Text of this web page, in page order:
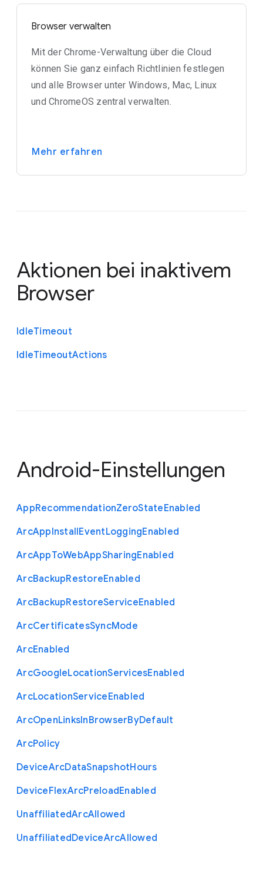
Browser verwalten
Mit der Chrome-Verwaltung über die Cloud
können Sie ganz einfach Richtlinien festlegen
und alle Browser unter Windows, Mac, Linux
und ChromeOS zentral verwalten.
Mehr erfahren
Aktionen bei inaktivem
Browser
IdleTimeout
IdleTimeoutActions
Android-Einstellungen
AppRecommendationZeroStateEnabled
ArcAppInstallEventLoggingEnabled
ArcAppToWebAppSharingEnabled
ArcBackupRestoreEnabled
ArcBackupRestoreServiceEnabled
ArcCertificatesSyncMode
ArcEnabled
ArcGoogleLocationServicesEnabled
ArcLocationServiceEnabled
ArcOpenLinksInBrowserByDefault
ArcPolicy
DeviceArcDataSnapshotHours
DeviceFlexArcPreloadEnabled
UnaffiliatedArcAllowed
UnaffiliatedDeviceArcAllowed